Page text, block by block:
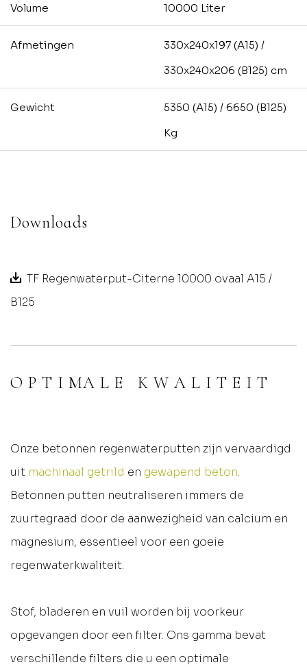
Volume 10000 Liter
Afmetingen
330x240x197 (A15) /
330x240x206 (B125) cm
Gewicht
5350 (A15) / 6650 (B125)
Kg
Downloads
TF Regenwaterput-Citerne 10000 ovaal A15 /
B125
O P T I MA L E K W A L I T E I T
Onze betonnen regenwaterputten zijn vervaardigd
uit machinaal getrild en gewapend beton.
Betonnen putten neutraliseren immers de
zuurtegraad door de aanwezigheid van calcium en
magnesium, essentieel voor een goeie
regenwaterkwaliteit.
Stof, bladeren en vuil worden bij voorkeur
opgevangen door een filter. Ons gamma bevat
verschillende filters die u een optimale